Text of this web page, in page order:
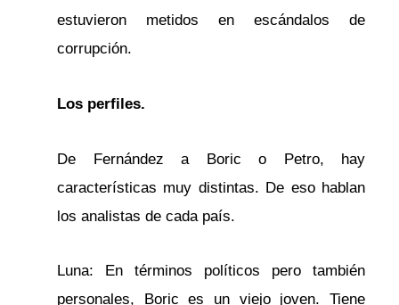
estuvieron metidos en escándalos de
corrupción.
Los perfiles.
De Fernández a Boric o Petro, hay
características muy distintas. De eso hablan
los analistas de cada país.
Luna: En términos políticos pero también
personales, Boric es un viejo joven. Tiene